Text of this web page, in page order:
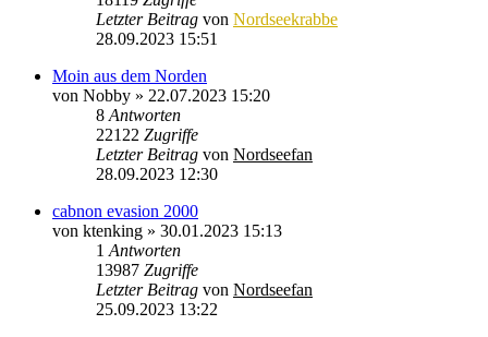
Letzter Beitrag von Nordseekrabbe
28.09.2023 15:51
Moin aus dem Norden
von Nobby » 22.07.2023 15:20
8 Antworten
22122 Zugriffe
Letzter Beitrag von Nordseefan
28.09.2023 12:30
cabnon evasion 2000
von ktenking » 30.01.2023 15:13
1 Antworten
13987 Zugriffe
Letzter Beitrag von Nordseefan
25.09.2023 13:22